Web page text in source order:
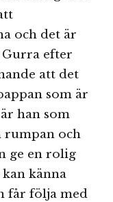
och det är
efter
att det
som är
han som
rumpan och
ge en rolig
känna
får följa med